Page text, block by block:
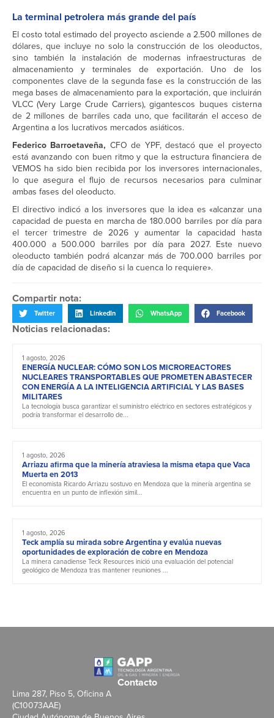
La terminal petrolera más grande del país
El costo total estimado del proyecto asciende a 2.500 millones de
dólares, que incluye no solo la construcción de los oleoductos,
sino también la instalación de modernas infraestructuras de
almacenamiento y terminales de exportación. Uno de los
componentes clave de la segunda fase es la construcción de las
mega bases de almacenamiento para la exportación, que incluirán
VLCC (Very Large Crude Carriers), gigantescos buques cisterna
de 2 millones de barriles cada uno, que facilitarán el acceso de
Argentina a los lucrativos mercados asiáticos.
Federico Barroetaveña, CFO de YPF, destacó que el proyecto
está avanzando con buen ritmo y que la estructura financiera de
VEMOS ha sido bien recibida por los inversores internacionales,
lo que asegura el flujo de recursos necesarios para culminar
ambas fases del oleoducto.
El directivo indicó a los inversores que la idea es «alcanzar una
capacidad de puesta en marcha de 180.000 barriles por día para
el tercer trimestre de 2026 y aumentar la capacidad hasta
400.000 a 500.000 barriles por día para 2027. Este nuevo
oleoducto también podrá alcanzar más de 700.000 barriles por
día de capacidad de diseño si la cuenca lo requiere».
Compartir nota:
Twitter LinkedIn WhatsApp Facebook
Noticias relacionadas:
1 agosto, 2026
ENERGÍA NUCLEAR: CÓMO SON LOS MICROREACTORES
NUCLEARES TRANSPORTABLES QUE PROMETEN ABASTECER
CON ENERGÍA A LA INTELIGENCIA ARTIFICIAL Y LAS BASES
MILITARES
La tecnología busca garantizar el suministro eléctrico en sectores estratégicos y
podría transformar el desarrollo de...
1 agosto, 2026
Arriazu afirma que la minería atraviesa la misma etapa que Vaca
Muerta en 2013
El economista Ricardo Arriazu sostuvo en Mendoza que la minería argentina se
encuentra en un punto de inflexión simil...
1 agosto, 2026
Teck amplía su mirada sobre Argentina y evalúa nuevas
oportunidades de exploración de cobre en Mendoza
La minera canadiense Teck Resources inició una evaluación del potencial
geológico de Mendoza tras mantener reuniones ...
Contacto
Lima 287, Piso 5, Oficina A
(C10073AAE)